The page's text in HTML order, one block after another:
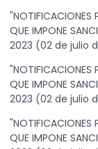
"NOTIFICACIONES
QUE IMPONE
2023 (02 de julio
"NOTIFICACIONES
QUE IMPONE
2023 (02 de julio
"NOTIFICACIONES
QUE IMPONE